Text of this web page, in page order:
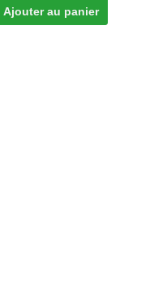
Ajouter au panier